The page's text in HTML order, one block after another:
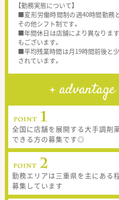
【勤務実態について】
■変形労働時間制の週40時間勤務
その他シフト制です。
■年間休日は店舗により異なりま
もございます。
■平均残業時間は月19時間前後と
されています。
advantage
全国に店舗を展開する大手調剤
できる方の募集です◎
勤務エリアは三重県を主にある
募集しています